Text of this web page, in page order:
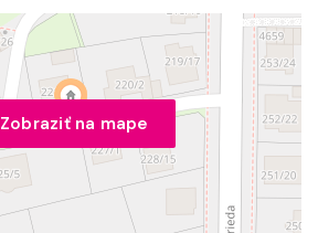
Zobraziť na mape